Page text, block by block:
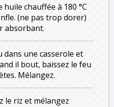
chauffée à 180 °C
(ne pas trop dorer)
absorbant.
dans une casserole et
il bout, baissez le feu
Mélangez.
le riz et mélangez